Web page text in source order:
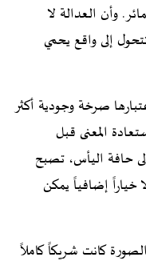
وأن العدالة لا
إلى واقع يحمي
صرخة وجودية أكثر
المعنى قبل
حافة اليأس، تصبح
خياراً إضافياً يمكن
كانت شريكاً كاملاً